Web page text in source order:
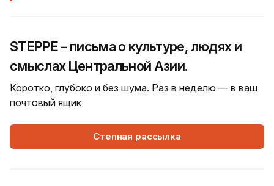
STEPPE – письма о культуре, людях и
смыслах Центральной Азии.
Коротко, глубоко и без шума. Раз в неделю — в ваш
почтовый ящик
Степная рассылка